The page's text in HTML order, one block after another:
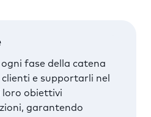
fase della catena
e supportarli nel
loro obiettivi
garantendo